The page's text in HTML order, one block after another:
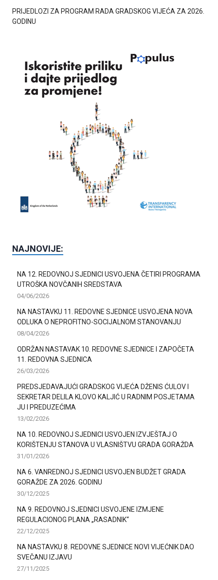
PRIJEDLOZI ZA PROGRAM RADA GRADSKOG VIJEĆA ZA 2026.
GODINU
NAJNOVIJE:
NA 12. REDOVNOJ SJEDNICI USVOJENA ČETIRI PROGRAMA
UTROŠKA NOVČANIH SREDSTAVA
04/06/2026
NA NASTAVKU 11. REDOVNE SJEDNICE USVOJENA NOVA
ODLUKA O NEPROFITNO-SOCIJALNOM STANOVANJU
08/04/2026
ODRŽAN NASTAVAK 10. REDOVNE SJEDNICE I ZAPOČETA
11. REDOVNA SJEDNICA
26/03/2026
PREDSJEDAVAJUĆI GRADSKOG VIJEĆA DŽENIS ĆULOV I
SEKRETAR DELILA KLOVO KALJIĆ U RADNIM POSJETAMA
JU I PREDUZEĆIMA
13/02/2026
NA 10. REDOVNOJ SJEDNICI USVOJEN IZVJEŠTAJ O
KORIŠTENJU STANOVA U VLASNIŠTVU GRADA GORAŽDA
31/01/2026
NA 6. VANREDNOJ SJEDNICI USVOJEN BUDŽET GRADA
GORAŽDE ZA 2026. GODINU
30/12/2025
NA 9. REDOVNOJ SJEDNICI USVOJENE IZMJENE
REGULACIONOG PLANA „RASADNIK“
22/12/2025
NA NASTAVKU 8. REDOVNE SJEDNICE NOVI VIJEĆNIK DAO
SVEČANU IZJAVU
27/11/2025